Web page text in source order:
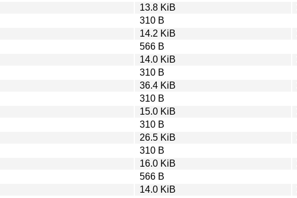
13.8 KiB
310 B
14.2 KiB
566 B
14.0 KiB
310 B
36.4 KiB
310 B
15.0 KiB
310 B
26.5 KiB
310 B
16.0 KiB
566 B
14.0 KiB